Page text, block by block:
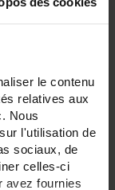
le contenu
relatives aux
Nous
l'utilisation de
sociaux, de
celles-ci
avez fournies